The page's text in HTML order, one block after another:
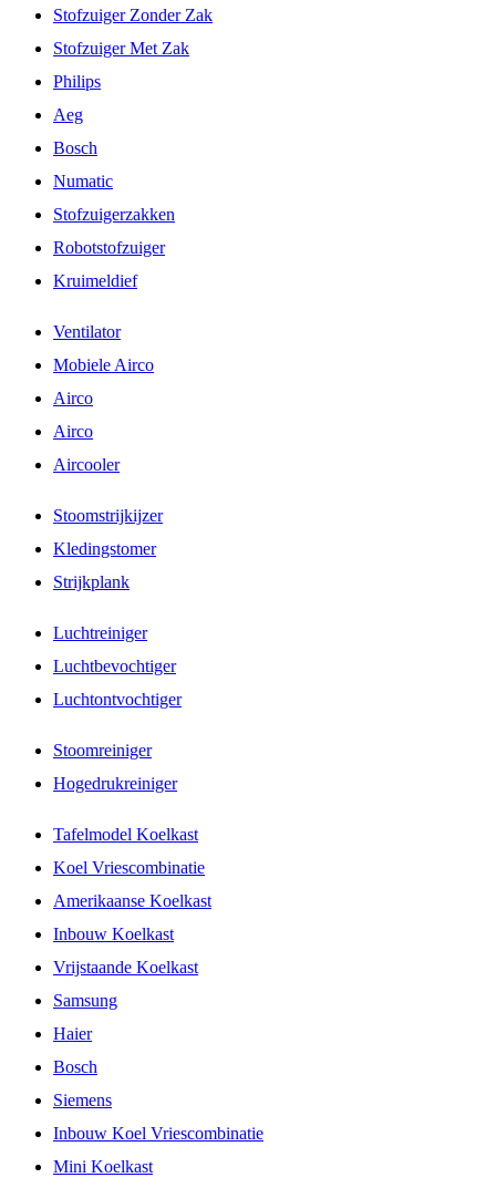
Stofzuiger Zonder Zak
Stofzuiger Met Zak
Philips
Aeg
Bosch
Numatic
Stofzuigerzakken
Robotstofzuiger
Kruimeldief
Ventilator
Mobiele Airco
Airco
Airco
Aircooler
Stoomstrijkijzer
Kledingstomer
Strijkplank
Luchtreiniger
Luchtbevochtiger
Luchtontvochtiger
Stoomreiniger
Hogedrukreiniger
Tafelmodel Koelkast
Koel Vriescombinatie
Amerikaanse Koelkast
Inbouw Koelkast
Vrijstaande Koelkast
Samsung
Haier
Bosch
Siemens
Inbouw Koel Vriescombinatie
Mini Koelkast